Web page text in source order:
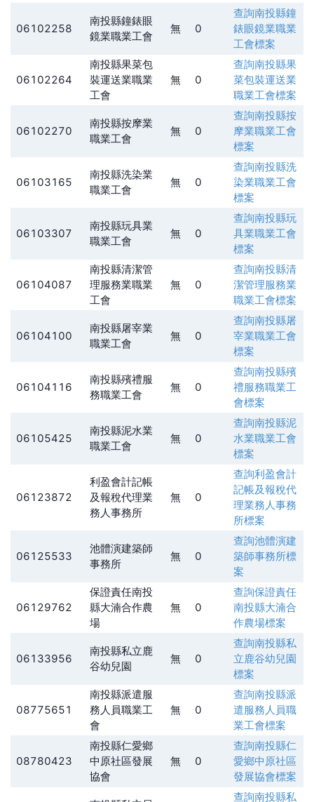
06102258
南投縣鐘錶眼
鏡業職業工會
無 0
查詢南投縣鐘
錶眼鏡業職業
工會標案
06102264
南投縣果菜包
裝運送業職業
工會
無 0
查詢南投縣果
菜包裝運送業
職業工會標案
06102270
南投縣按摩業
職業工會
無 0
查詢南投縣按
摩業職業工會
標案
06103165
南投縣洗染業
職業工會
無 0
查詢南投縣洗
染業職業工會
標案
06103307
南投縣玩具業
職業工會
無 0
查詢南投縣玩
具業職業工會
標案
06104087
南投縣清潔管
理服務業職業
工會
無 0
查詢南投縣清
潔管理服務業
職業工會標案
06104100
南投縣屠宰業
職業工會
無 0
查詢南投縣屠
宰業職業工會
標案
06104116
南投縣殯禮服
務職業工會
無 0
查詢南投縣殯
禮服務職業工
會標案
06105425
南投縣泥水業
職業工會
無 0
查詢南投縣泥
水業職業工會
標案
06123872
利盈會計記帳
及報稅代理業
務人事務所
無 0
查詢利盈會計
記帳及報稅代
理業務人事務
所標案
06125533
池體演建築師
事務所
無 0
查詢池體演建
築師事務所標
案
06129762
保證責任南投
縣大湳合作農
場
無 0
查詢保證責任
南投縣大湳合
作農場標案
06133956
南投縣私立鹿
谷幼兒園
無 0
查詢南投縣私
立鹿谷幼兒園
標案
08775651
南投縣派遣服
務人員職業工
會
無 0
查詢南投縣派
遣服務人員職
業工會標案
08780423
南投縣仁愛鄉
中原社區發展
協會
無 0
查詢南投縣仁
愛鄉中原社區
發展協會標案
查詢南投縣私